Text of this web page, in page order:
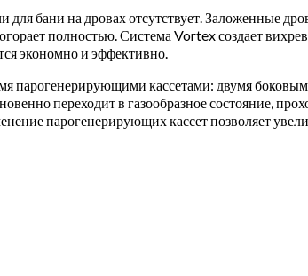
для бани на дровах отсутствует. Заложенные
полностью. Система Vortex создает
экономно и эффективно.
парогенерирующими кассетами: двумя
переходит в газообразное состояние,
парогенерирующих кассет позволяет